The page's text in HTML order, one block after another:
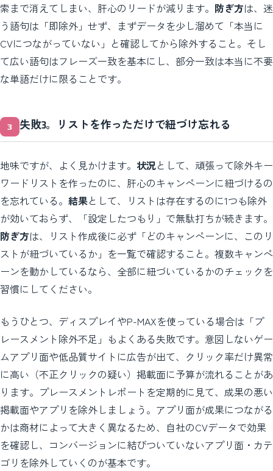
索まで消えてしまい、肝心のリードが減ります。 防ぎ方は、迷
う語句は「即除外」せず、まずデータを少し溜めて「本当に
CVにつながっていない」と確認してから除外すること。そし
て広い語句はフレーズ一致を基本にし、部分一致は本当に不要
な単語だけに限ることです。
失敗3。リストを作っただけで紐づけ忘れる
地味ですが、よく見かけます。 状況として、頑張って除外キー
ワードリストを作ったのに、肝心のキャンペーンに紐づけるの
を忘れている。 結果として、リストは存在するのに1つも除外
が効いておらず、「設定したつもり」で無駄打ちが続きます。
防ぎ方は、リスト作成後に必ず「どのキャンペーンに、このリ
ストが紐づいているか」を一覧で確認すること。複数キャンペ
ーンを動かしているなら、全部に紐づいているかのチェックを
習慣にしてください。
もうひとつ、ディスプレイやP-MAXを使っている場合は「プ
レースメント除外不足」もよくある失敗です。意図しないゲー
ムアプリ面や低品質サイトに広告が出て、クリック率だけ異常
に高い（不正クリックの疑い）掲載面に予算が流れることがあ
ります。プレースメントレポートを定期的に見て、成果の悪い
掲載面やアプリを除外しましょう。アプリ面が成果につながる
かは商材によって大きく異なるため、自社のCVデータで効果
を確認し、コンバージョンに結びついていないアプリ面・カテ
ゴリを除外していくのが基本です。